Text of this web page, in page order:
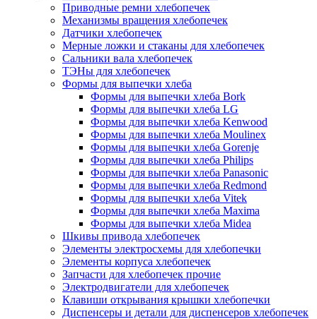
Приводные ремни хлебопечек
Механизмы вращения хлебопечек
Датчики хлебопечек
Мерные ложки и стаканы для хлебопечек
Сальники вала хлебопечек
ТЭНы для хлебопечек
Формы для выпечки хлеба
Формы для выпечки хлеба Bork
Формы для выпечки хлеба LG
Формы для выпечки хлеба Kenwood
Формы для выпечки хлеба Moulinex
Формы для выпечки хлеба Gorenje
Формы для выпечки хлеба Philips
Формы для выпечки хлеба Panasonic
Формы для выпечки хлеба Redmond
Формы для выпечки хлеба Vitek
Формы для выпечки хлеба Maxima
Формы для выпечки хлеба Midea
Шкивы привода хлебопечек
Элементы электросхемы для хлебопечки
Элементы корпуса хлебопечек
Запчасти для хлебопечек прочие
Электродвигатели для хлебопечек
Клавиши открывания крышки хлебопечки
Диспенсеры и детали для диспенсеров хлебопечек